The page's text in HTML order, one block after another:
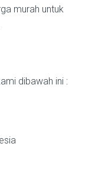
murah untuk
dibawah ini :